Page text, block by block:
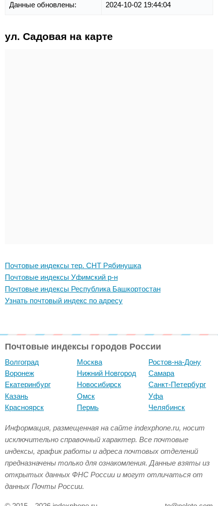
Данные обновлены: 2024-10-02 19:44:04
ул. Садовая на карте
Почтовые индексы тер. СНТ Рябинушка
Почтовые индексы Уфимский р-н
Почтовые индексы Республика Башкортостан
Узнать почтовый индекс по адресу
Почтовые индексы городов России
Волгоград
Воронеж
Екатеринбург
Казань
Красноярск
Москва
Нижний Новгород
Новосибирск
Омск
Пермь
Ростов-на-Дону
Самара
Санкт-Петербург
Уфа
Челябинск
Информация, размещенная на сайте indexphone.ru, носит
исключительно справочный характер. Все почтовые
индексы, график работы и адреса почтовых отделений
предназначены только для ознакомления. Данные взяты из
открытых данных ФНС России и могут отличаться от
данных Почты России.